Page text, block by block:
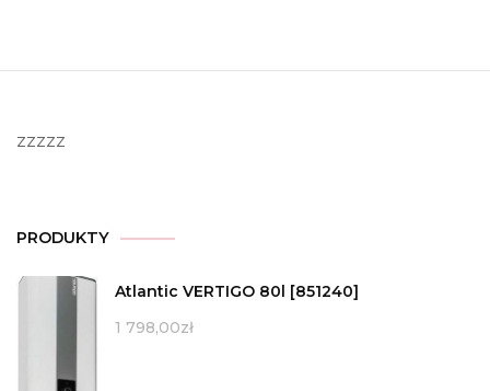
zzzzz
PRODUKTY
Atlantic VERTIGO 80l [851240]
1 798,00zł